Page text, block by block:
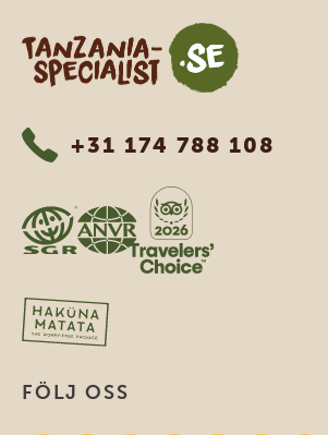
Tanzania Specialist
+31 174 788 108
FÖLJ OSS